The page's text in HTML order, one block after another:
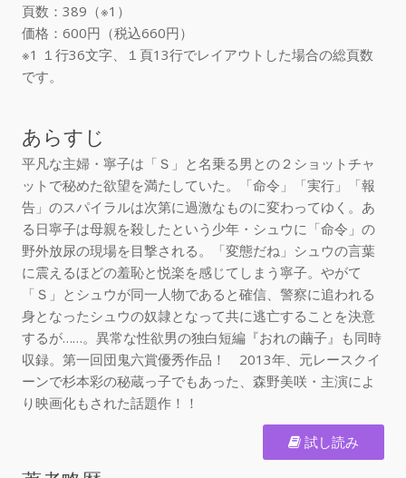
頁数：389（※1）
価格：600円（税込660円）
※1 １行36文字、１頁13行でレイアウトした場合の総頁数
です。
あらすじ
平凡な主婦・寧子は「Ｓ」と名乗る男との２ショットチャ
ットで秘めた欲望を満たしていた。「命令」「実行」「報
告」のスパイラルは次第に過激なものに変わってゆく。あ
る日寧子は母親を殺したという少年・シュウに「命令」の
野外放尿の現場を目撃される。「変態だね」シュウの言葉
に震えるほどの羞恥と悦楽を感じてしまう寧子。やがて
「Ｓ」とシュウが同一人物であると確信、警察に追われる
身となったシュウの奴隷となって共に逃亡することを決意
するが……。異常な性欲男の独白短編『おれの繭子』も同時
収録。第一回団鬼六賞優秀作品！ 2013年、元レースクイ
ーンで杉本彩の秘蔵っ子でもあった、森野美咲・主演によ
り映画化もされた話題作！！
試し読み